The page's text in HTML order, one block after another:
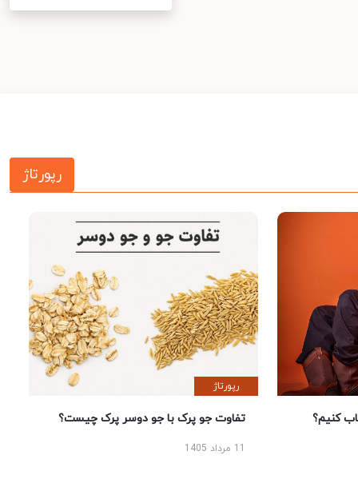
رپورتاژ
کنیم؟
رپورتاژ
تفاوت جو پرک با جو دوسر پرک چیست؟